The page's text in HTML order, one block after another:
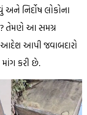
નિર્દોષ લોકોના
તેમણે આ સમગ્ર
આદેશ આપી જવાબદારો
માંગ કરી છે.